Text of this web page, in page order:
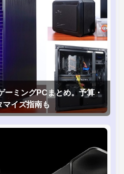
ーミングPCまとめ。予算・
イズ指南も